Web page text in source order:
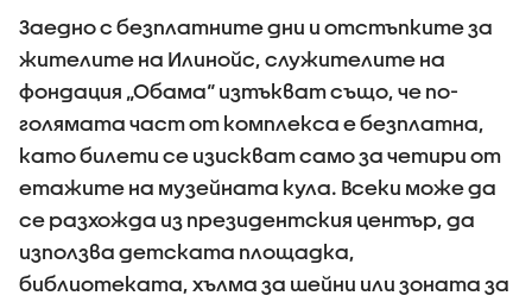
Заедно с безплатните дни и отстъпките за
жителите на Илинойс, служителите на
фондация „Обама“ изтъкват също, че по-
голямата част от комплекса е безплатна,
като билети се изискват само за четири от
етажите на музейната кула. Всеки може да
се разхожда из президентския център, да
използва детската площадка,
библиотеката, хълма за шейни или зоната за